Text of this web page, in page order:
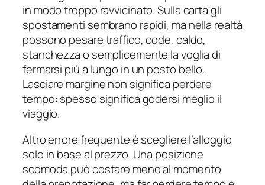
in modo troppo ravvicinato. Sulla carta gli
spostamenti sembrano rapidi, ma nella realtà
possono pesare traffico, code, caldo,
stanchezza o semplicemente la voglia di
fermarsi più a lungo in un posto bello.
Lasciare margine non significa perdere
tempo: spesso significa godersi meglio il
viaggio.
Altro errore frequente è scegliere l’alloggio
solo in base al prezzo. Una posizione
scomoda può costare meno al momento